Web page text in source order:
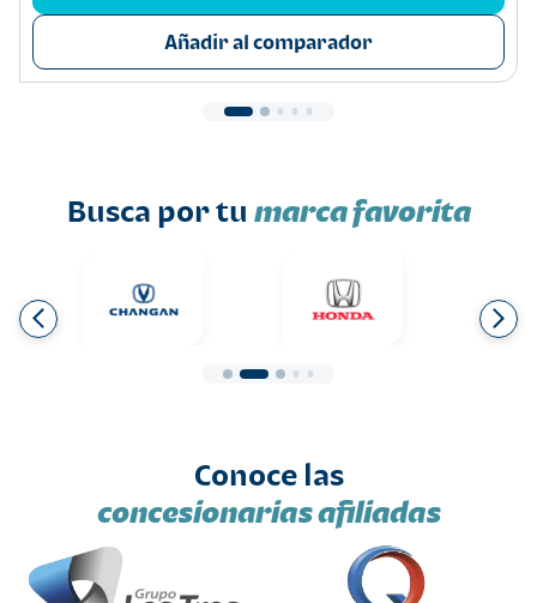
Añadir al comparador
Busca por tu marca favorita
Conoce las
concesionarias afiliadas